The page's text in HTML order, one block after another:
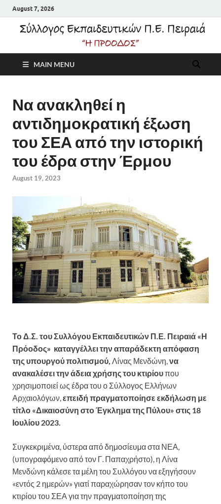
August 7, 2026
Σύλλογος
Εκπαιδευτικών Π.Ε.
Πειραιά "Η Πρόοδος"
MAIN MENU
Να ανακληθεί η
αντιδημοκρατική έξωση
του ΣΕΑ από την ιστορική
του έδρα στην Έρμου
August 19, 2023
Το Δ.Σ. του Συλλόγου Εκπαιδευτικών Π.Ε. Πειραιά «Η
Πρόοδος» καταγγέλλει την απαράδεκτη απόφαση
της υπουργού πολιτισμού, Λίνας Μενδώνη, να
ανακαλέσει την άδεια χρήσης του κτιρίουπου
χρησιμοποιεί ως έδρα του ο Σύλλογος Ελλήνων
Αρχαιολόγων, επειδή πραγματοποίησε εκδήλωση με
τίτλο «Δικαιοσύνη στο Έγκλημα της Πύλου» στις 18
Ιουλίου 2023.
Συγκεκριμένα, ύστερα από δημοσίευμα στα ΝΕΑ,
(υπογραφόμενο από τον Γ. Παπαχρήστο), η Λίνα
Μενδώνη κάλεσε τα μέλη του Συλλόγου να εξηγήσουν
«εντός 2 ημερών» γιατί παραχώρησαν τον κήπο του
κτιρίου του ΣΕΑ για την πραγματοποίηση της